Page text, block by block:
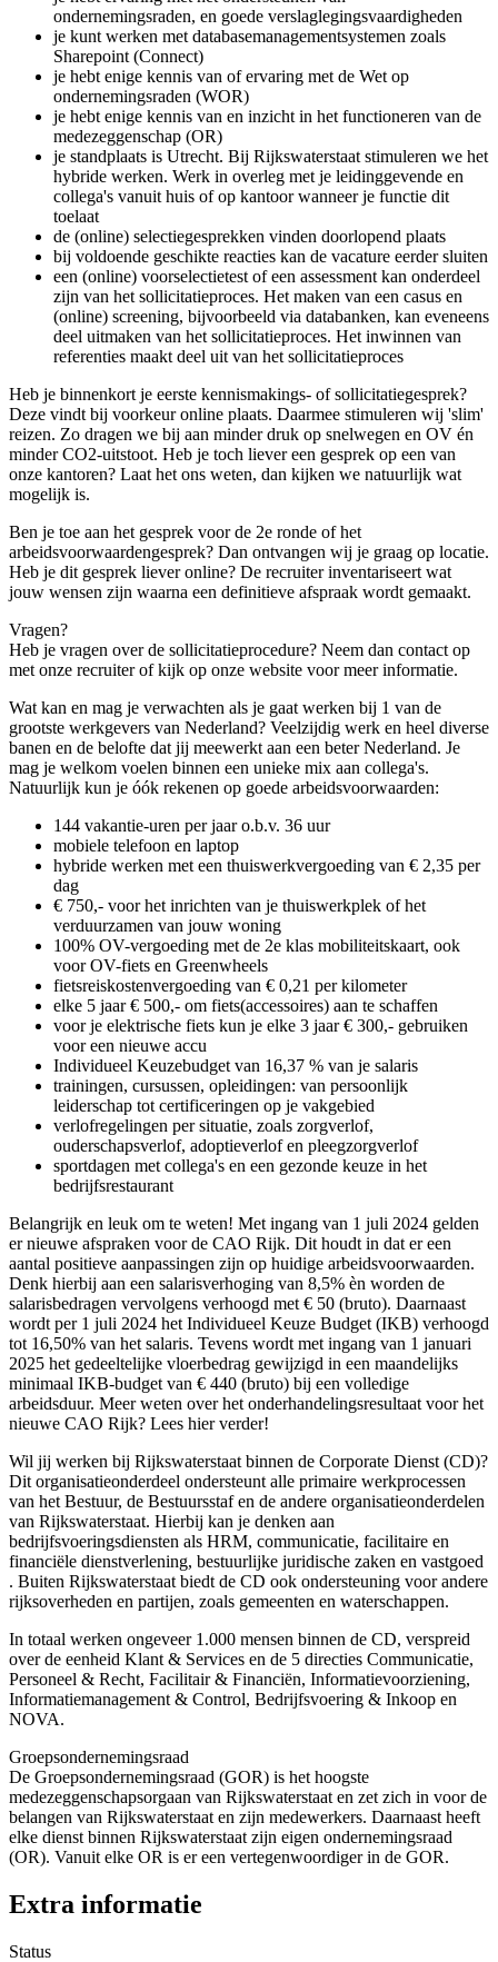
ondernemingsraden, en goede verslaglegingsvaardigheden
je kunt werken met databasemanagementsystemen zoals
Sharepoint (Connect)
je hebt enige kennis van of ervaring met de Wet op
ondernemingsraden (WOR)
je hebt enige kennis van en inzicht in het functioneren van de
medezeggenschap (OR)
je standplaats is Utrecht. Bij Rijkswaterstaat stimuleren we het
hybride werken. Werk in overleg met je leidinggevende en
collega's vanuit huis of op kantoor wanneer je functie dit
toelaat
de (online) selectiegesprekken vinden doorlopend plaats
bij voldoende geschikte reacties kan de vacature eerder sluiten
een (online) voorselectietest of een assessment kan onderdeel
zijn van het sollicitatieproces. Het maken van een casus en
(online) screening, bijvoorbeeld via databanken, kan eveneens
deel uitmaken van het sollicitatieproces. Het inwinnen van
referenties maakt deel uit van het sollicitatieproces
Heb je binnenkort je eerste kennismakings- of sollicitatiegesprek?
Deze vindt bij voorkeur online plaats. Daarmee stimuleren wij 'slim'
reizen. Zo dragen we bij aan minder druk op snelwegen en OV én
minder CO2-uitstoot. Heb je toch liever een gesprek op een van
onze kantoren? Laat het ons weten, dan kijken we natuurlijk wat
mogelijk is.
Ben je toe aan het gesprek voor de 2e ronde of het
arbeidsvoorwaardengesprek? Dan ontvangen wij je graag op locatie.
Heb je dit gesprek liever online? De recruiter inventariseert wat
jouw wensen zijn waarna een definitieve afspraak wordt gemaakt.
Vragen?
Heb je vragen over de sollicitatieprocedure? Neem dan contact op
met onze recruiter of kijk op onze website voor meer informatie.
Wat kan en mag je verwachten als je gaat werken bij 1 van de
grootste werkgevers van Nederland? Veelzijdig werk en heel diverse
banen en de belofte dat jij meewerkt aan een beter Nederland. Je
mag je welkom voelen binnen een unieke mix aan collega's.
Natuurlijk kun je óók rekenen op goede arbeidsvoorwaarden:
144 vakantie-uren per jaar o.b.v. 36 uur
mobiele telefoon en laptop
hybride werken met een thuiswerkvergoeding van € 2,35 per
dag
€ 750,- voor het inrichten van je thuiswerkplek of het
verduurzamen van jouw woning
100% OV-vergoeding met de 2e klas mobiliteitskaart, ook
voor OV-fiets en Greenwheels
fietsreiskostenvergoeding van € 0,21 per kilometer
elke 5 jaar € 500,- om fiets(accessoires) aan te schaffen
voor je elektrische fiets kun je elke 3 jaar € 300,- gebruiken
voor een nieuwe accu
Individueel Keuzebudget van 16,37 % van je salaris
trainingen, cursussen, opleidingen: van persoonlijk
leiderschap tot certificeringen op je vakgebied
verlofregelingen per situatie, zoals zorgverlof,
ouderschapsverlof, adoptieverlof en pleegzorgverlof
sportdagen met collega's en een gezonde keuze in het
bedrijfsrestaurant
Belangrijk en leuk om te weten! Met ingang van 1 juli 2024 gelden
er nieuwe afspraken voor de CAO Rijk. Dit houdt in dat er een
aantal positieve aanpassingen zijn op huidige arbeidsvoorwaarden.
Denk hierbij aan een salarisverhoging van 8,5% èn worden de
salarisbedragen vervolgens verhoogd met € 50 (bruto). Daarnaast
wordt per 1 juli 2024 het Individueel Keuze Budget (IKB) verhoogd
tot 16,50% van het salaris. Tevens wordt met ingang van 1 januari
2025 het gedeeltelijke vloerbedrag gewijzigd in een maandelijks
minimaal IKB-budget van € 440 (bruto) bij een volledige
arbeidsduur. Meer weten over het onderhandelingsresultaat voor het
nieuwe CAO Rijk? Lees hier verder!
Wil jij werken bij Rijkswaterstaat binnen de Corporate Dienst (CD)?
Dit organisatieonderdeel ondersteunt alle primaire werkprocessen
van het Bestuur, de Bestuursstaf en de andere organisatieonderdelen
van Rijkswaterstaat. Hierbij kan je denken aan
bedrijfsvoeringsdiensten als HRM, communicatie, facilitaire en
financiële dienstverlening, bestuurlijke juridische zaken en vastgoed
. Buiten Rijkswaterstaat biedt de CD ook ondersteuning voor andere
rijksoverheden en partijen, zoals gemeenten en waterschappen.
In totaal werken ongeveer 1.000 mensen binnen de CD, verspreid
over de eenheid Klant & Services en de 5 directies Communicatie,
Personeel & Recht, Facilitair & Financiën, Informatievoorziening,
Informatiemanagement & Control, Bedrijfsvoering & Inkoop en
NOVA.
Groepsondernemingsraad
De Groepsondernemingsraad (GOR) is het hoogste
medezeggenschapsorgaan van Rijkswaterstaat en zet zich in voor de
belangen van Rijkswaterstaat en zijn medewerkers. Daarnaast heeft
elke dienst binnen Rijkswaterstaat zijn eigen ondernemingsraad
(OR). Vanuit elke OR is er een vertegenwoordiger in de GOR.
Extra informatie
Status